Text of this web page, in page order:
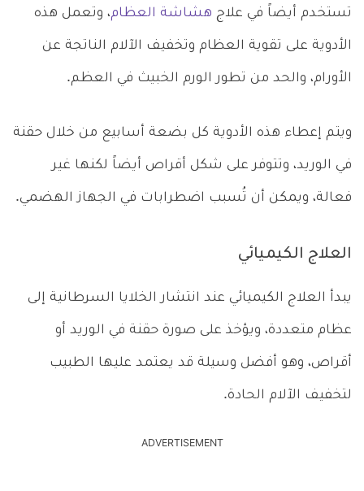
تستخدم أيضاً في علاج هشاشة العظام، وتعمل هذه
الأدوية على تقوية العظام وتخفيف الآلام الناتجة عن
الأورام، والحد من تطور الورم الخبيث في العظم.
ويتم إعطاء هذه الأدوية كل بضعة أسابيع من خلال حقنة
في الوريد، وتتوفر على شكل أقراص أيضاً لكنها غير
فعالة، ويمكن أن تُسبب اضطرابات في الجهاز الهضمي.
العلاج الكيميائي
يبدأ العلاج الكيميائي عند انتشار الخلايا السرطانية إلى
عظام متعددة، ويؤخذ على صورة حقنة في الوريد أو
أقراص، وهو أفضل وسيلة قد يعتمد عليها الطبيب
لتخفيف الآلام الحادة.
ADVERTISEMENT